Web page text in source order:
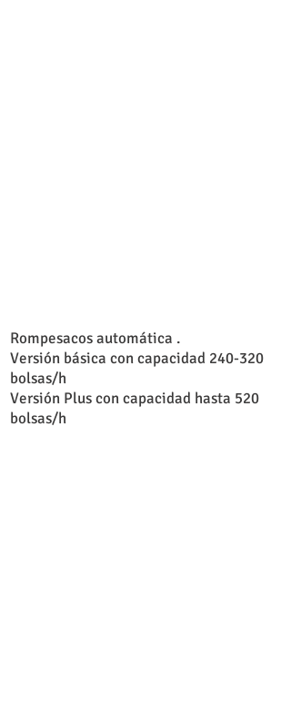
Rompesacos automática .
Versión básica con capacidad 240-320
bolsas/h
Versión Plus con capacidad hasta 520
bolsas/h